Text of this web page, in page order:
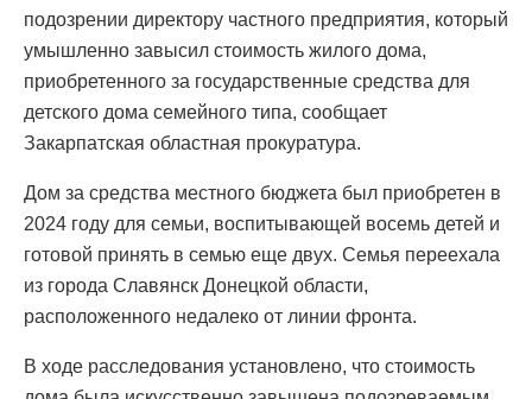
подозрении директору частного предприятия, который
умышленно завысил стоимость жилого дома,
приобретенного за государственные средства для
детского дома семейного типа, сообщает
Закарпатская областная прокуратура.
Дом за средства местного бюджета был приобретен в
2024 году для семьи, воспитывающей восемь детей и
готовой принять в семью еще двух. Семья переехала
из города Славянск Донецкой области,
расположенного недалеко от линии фронта.
В ходе расследования установлено, что стоимость